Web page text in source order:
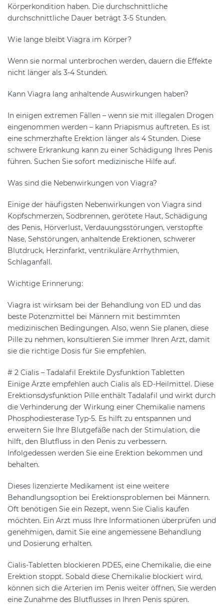
Körperkondition haben. Die durchschnittliche
durchschnittliche Dauer beträgt 3-5 Stunden.
Wie lange bleibt Viagra im Körper?
Wenn sie normal unterbrochen werden, dauern die Effekte
nicht länger als 3-4 Stunden.
Kann Viagra lang anhaltende Auswirkungen haben?
In einigen extremen Fällen – wenn sie mit illegalen Drogen
eingenommen werden – kann Priapismus auftreten. Es ist
eine schmerzhafte Erektion länger als 4 Stunden. Diese
schwere Erkrankung kann zu einer Schädigung Ihres Penis
führen. Suchen Sie sofort medizinische Hilfe auf.
Was sind die Nebenwirkungen von Viagra?
Einige der häufigsten Nebenwirkungen von Viagra sind
Kopfschmerzen, Sodbrennen, gerötete Haut, Schädigung
des Penis, Hörverlust, Verdauungsstörungen, verstopfte
Nase, Sehstörungen, anhaltende Erektionen, schwerer
Blutdruck, Herzinfarkt, ventrikuläre Arrhythmien,
Schlaganfall.
Wichtige Erinnerung:
Viagra ist wirksam bei der Behandlung von ED und das
beste Potenzmittel bei Männern mit bestimmten
medizinischen Bedingungen. Also, wenn Sie planen, diese
Pille zu nehmen, konsultieren Sie immer Ihren Arzt, damit
sie die richtige Dosis für Sie empfehlen.
# 2 Cialis – Tadalafil Erektile Dysfunktion Tabletten
Einige Ärzte empfehlen auch Cialis als ED-Heilmittel. Diese
Erektionsdysfunktion Pille enthält Tadalafil und wirkt durch
die Verhinderung der Wirkung einer Chemikalie namens
Phosphodiesterase Typ-5. Es hilft zu entspannen und
erweitern Sie Ihre Blutgefäße nach der Stimulation, die
hilft, den Blutfluss in den Penis zu verbessern.
Infolgedessen werden Sie eine Erektion bekommen und
behalten.
Dieses lizenzierte Medikament ist eine weitere
Behandlungsoption bei Erektionsproblemen bei Männern.
Oft benötigen Sie ein Rezept, wenn Sie Cialis kaufen
möchten. Ein Arzt muss Ihre Informationen überprüfen und
genehmigen, damit Sie eine angemessene Behandlung
und Dosierung erhalten.
Cialis-Tabletten blockieren PDE5, eine Chemikalie, die eine
Erektion stoppt. Sobald diese Chemikalie blockiert wird,
können sich die Arterien im Penis weiter öffnen, Sie werden
eine Zunahme des Blutflusses in Ihren Penis spüren.